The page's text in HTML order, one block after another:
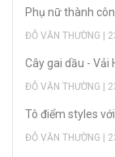
Phụ nữ thành
ĐỖ VĂN THƯỜNG |
Cây gai dầu -
ĐỖ VĂN THƯỜNG |
Tô điểm styles
ĐỖ VĂN THƯỜNG |